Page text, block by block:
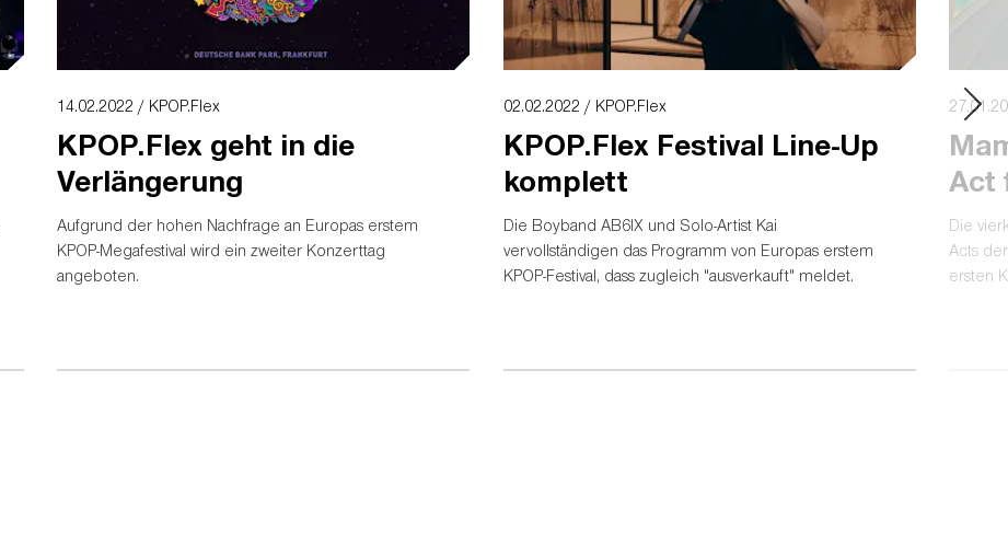
14.02.2022 / KPOP.Flex
KPOP.Flex geht in die
Verlängerung
Aufgrund der hohen Nachfrage an Europas erstem
KPOP-Megafestival wird ein zweiter Konzerttag
angeboten.
02.02.2022 / KPOP.Flex
KPOP.Flex Festival Line-Up
komplett
Die Boyband AB6IX und Solo-Artist Kai
vervollständigen das Programm von Europas erstem
KPOP-Festival, dass zugleich "ausverkauft" meldet.
Act
Die
Acts
ersten